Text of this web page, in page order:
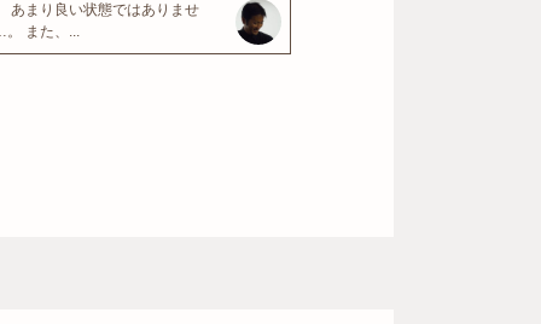
あまり良い状態ではありませ
また、...